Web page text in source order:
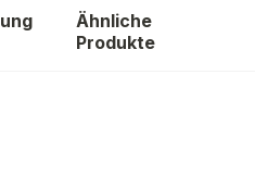
Ähnliche
Produkte